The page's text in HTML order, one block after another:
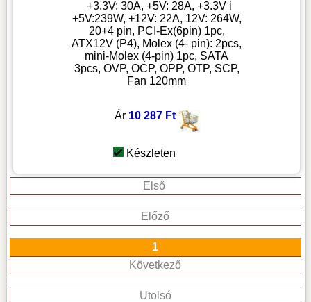
+3.3V: 30A, +5V: 28A, +3.3V i
+5V:239W, +12V: 22A, 12V: 264W,
20+4 pin, PCI-Ex(6pin) 1pc,
ATX12V (P4), Molex (4- pin): 2pcs,
mini-Molex (4-pin) 1pc, SATA
3pcs, OVP, OCP, OPP, OTP, SCP,
Fan 120mm
Ár 10 287 Ft
Készleten
Első
Előző
1
Következő
Utolsó